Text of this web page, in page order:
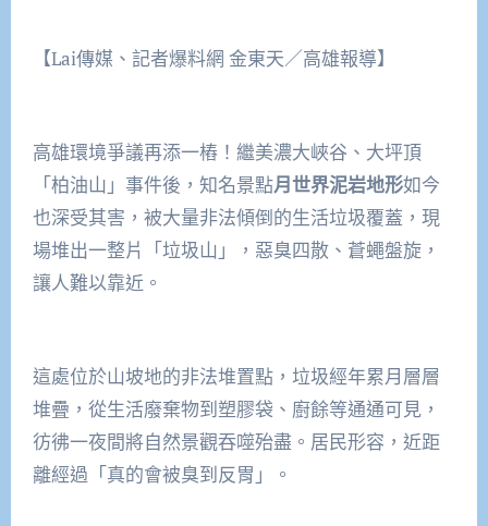
【Lai傳媒、記者爆料網 金東天／高雄報導】
高雄環境爭議再添一樁！繼美濃大峽谷、大坪頂
「柏油山」事件後，知名景點月世界泥岩地形如今
也深受其害，被大量非法傾倒的生活垃圾覆蓋，現
場堆出一整片「垃圾山」，惡臭四散、蒼蠅盤旋，
讓人難以靠近。
這處位於山坡地的非法堆置點，垃圾經年累月層層
堆疊，從生活廢棄物到塑膠袋、廚餘等通通可見，
彷彿一夜間將自然景觀吞噬殆盡。居民形容，近距
離經過「真的會被臭到反胃」。